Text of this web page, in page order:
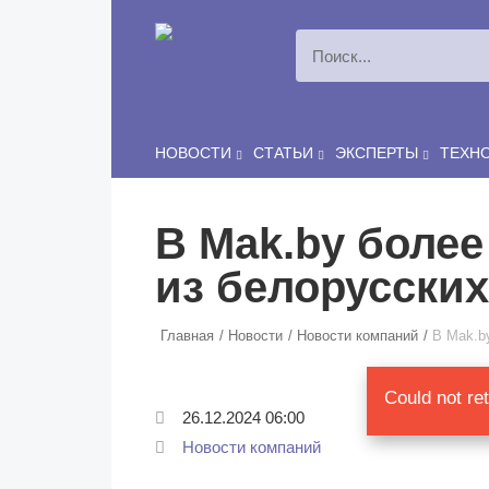
НОВОСТИ СТАТЬИ ЭКСПЕРТЫ
Could not
В Mak.by
из
Главная Новости Новости компаний В
26.12.2024 06:00
Новости компаний